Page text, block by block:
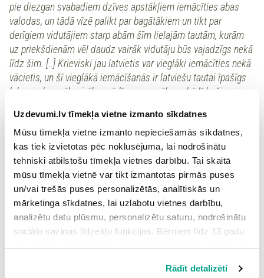
Uzdevumi.lv tīmekļa vietne izmanto sīkdatnes
Mūsu tīmekļa vietne izmanto nepieciešamās sīkdatnes,
kas tiek izvietotas pēc noklusējuma, lai nodrošinātu
tehniski atbilstošu tīmekļa vietnes darbību. Tai skaitā
mūsu tīmekļa vietnē var tikt izmantotas pirmās puses
un/vai trešās puses personalizētās, analītiskās un
mārketinga sīkdatnes, lai uzlabotu vietnes darbību,
analizētu datu plūsmu, personalizētu saturu, nodrošinātu
sociālo saziņas līdzekļu funkcijas. Bērniem līdz 13 gadu
Spiežot uz pogas “Apstiprināt visas”, Jūs piekrītat visām
Rādīt detalizēti
pie diezgan svabadiem dzīves apstākļiem iemācīties abas
valodas, un tādā vīzē palikt par bagātākiem un tikt par
derīgiem vidutājiem starp abām šīm lielajām tautām, kurām
uz priekšdienām vēl daudz vairāk vidutāju būs vajadzīgs nekā
līdz šim. [..] Krieviski jau latvietis var vieglāki iemācīties nekā
vācietis, un šī vieglākā iemācīšanās ir latviešu tautai īpašīgs
labums, kas vēl vairāk parādīs savu spēku nekā līdz šim, ja
maza tautas daļa, tikai tie, kas iespēj iemācīties vairāk
valodas. Bet šī daļa, caur caurim ņemot, taps turīga, un
latviešu dzīvi dažā ziņā stipri varēs stutēt."
1.Kā Krišjānis Valdemārs uzskata, ka latvieši var kļūt
bagāti?
Iemācoties vairākas valodas.